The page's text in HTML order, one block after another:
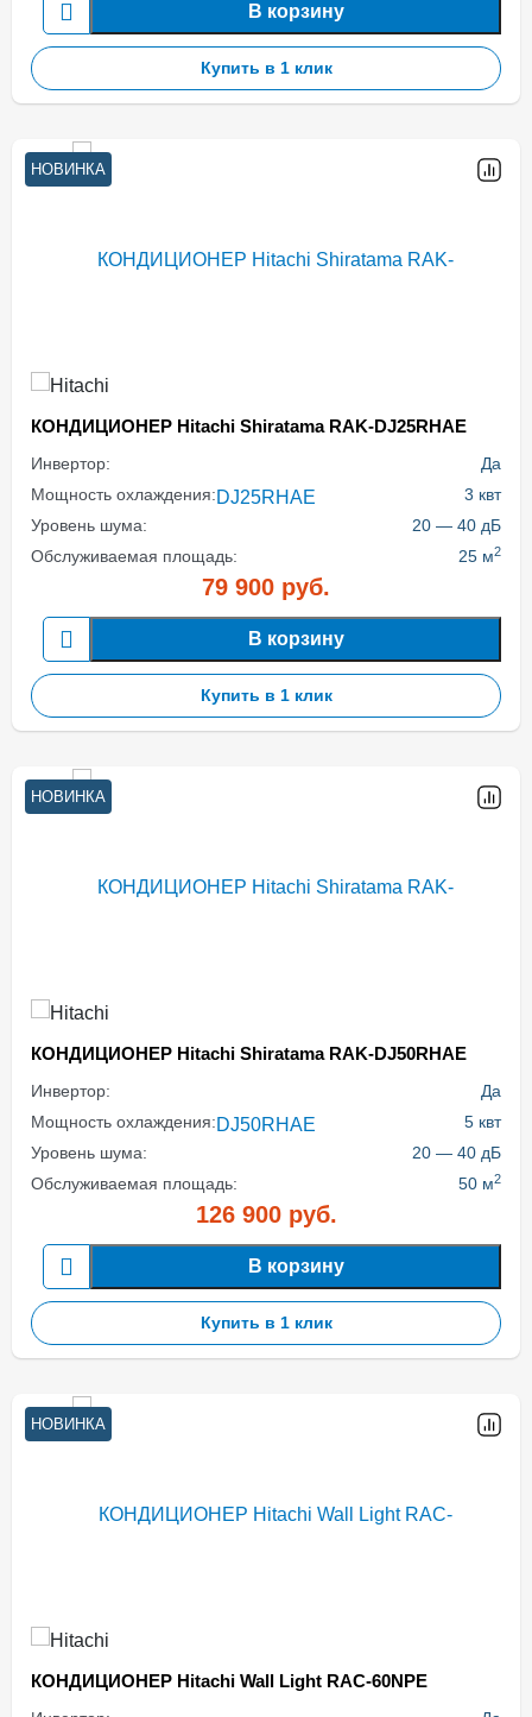
В корзину
Купить в 1 клик
НОВИНКА
КОНДИЦИОНЕР Hitachi Shiratama RAK-DJ25RHAE
Инвертор:
Да
Мощность охлаждения:
3 квт
Уровень шума:
20 — 40 дБ
Обслуживаемая площадь:
25 м2
79 900 руб.
В корзину
Купить в 1 клик
НОВИНКА
КОНДИЦИОНЕР Hitachi Shiratama RAK-DJ50RHAE
Инвертор:
Да
Мощность охлаждения:
5 квт
Уровень шума:
20 — 40 дБ
Обслуживаемая площадь:
50 м2
126 900руб.
В корзину
Купить в 1 клик
НОВИНКА
КОНДИЦИОНЕР Hitachi Wall Light RAC-60NPE